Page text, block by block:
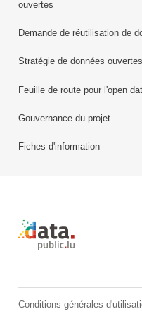
ouvertes
Demande de réutilisation de
Stratégie de données ouvertes
Feuille de route pour l'open
Gouvernance du projet
Fiches d'information
Retour à l'accueil de
Conditions générales